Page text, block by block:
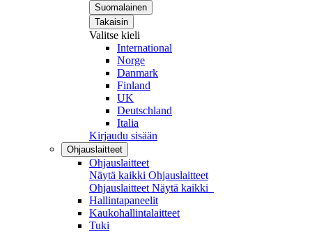
Suomalainen
Takaisin
Valitse kieli
International
Norge
Danmark
Finland
UK
Deutschland
Italia
Kirjaudu sisään
Ohjauslaitteet
Ohjauslaitteet
Näytä kaikki Ohjauslaitteet
Ohjauslaitteet Näytä kaikki
Hallintapaneelit
Kaukohallintalaitteet
Tuki